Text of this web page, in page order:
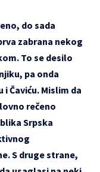
do sada
zabrana nekog
To se desilo
pa onda
Čaviću. Mislim da
rečeno
Srpska
S druge strane,